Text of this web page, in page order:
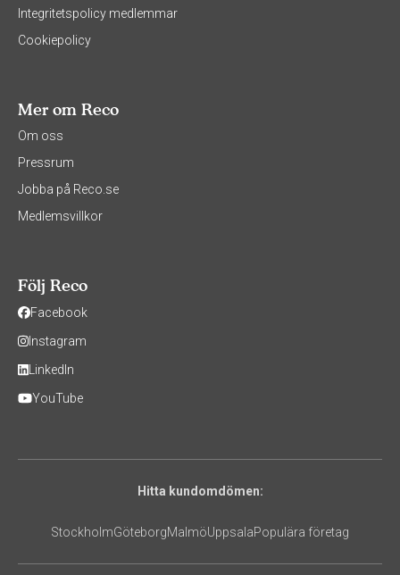
Integritetspolicy medlemmar
Cookiepolicy
Mer om Reco
Om oss
Pressrum
Jobba på Reco.se
Medlemsvillkor
Följ Reco
Facebook
Instagram
LinkedIn
YouTube
Hitta kundomdömen:
StockholmGöteborgMalmöUppsalaPopulära företag